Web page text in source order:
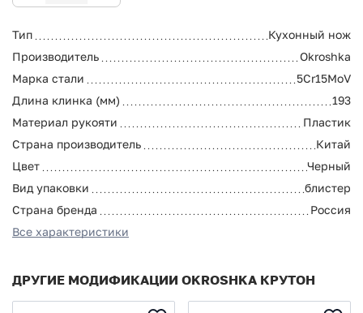
Тип
Кухонный нож
Производитель
Okroshka
Марка стали
5Cr15MoV
Длина клинка (мм)
193
Материал рукояти
Пластик
Страна производитель
Китай
Цвет
Черный
Вид упаковки
блистер
Страна бренда
Россия
Все характеристики
ДРУГИЕ МОДИФИКАЦИИ OKROSHKA КРУТОН